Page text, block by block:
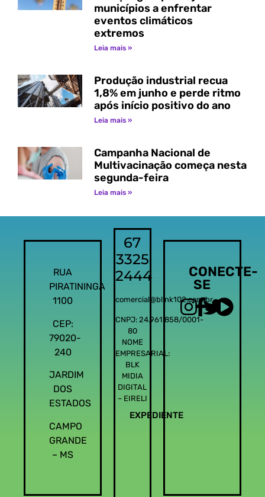
municípios a enfrentar
eventos climáticos
extremos
Leia mais »
Produção industrial recua
1,8% em junho e perde ritmo
após início positivo do ano
Leia mais »
Campanha Nacional de
Multivacinação começa nesta
segunda-feira
Leia mais »
RUA
PIRATININGA
1100
CEP:
79020-
240
JARDIM
DOS
ESTADOS
CAMPO
GRANDE
– MS
67
3325
2444
comercial@blink102.com.br
CNPJ: 24.961.858/0001-
80
NOME
EMPRESARIAL:
BLK
MIDIA
DIGITAL
– EIRELI
EXPEDIENTE
CONECTE-
SE